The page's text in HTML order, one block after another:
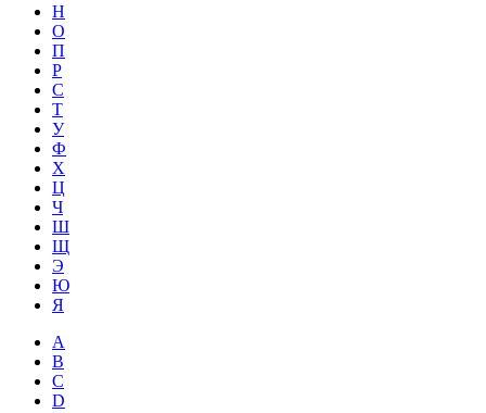
Н
О
П
Р
С
Т
У
Ф
Х
Ц
Ч
Ш
Щ
Э
Ю
Я
A
B
C
D